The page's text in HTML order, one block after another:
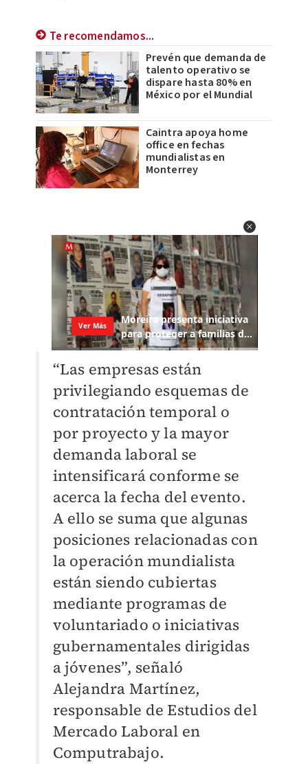
Te recomendamos...
Prevén que demanda de
talento operativo se
dispare hasta 80% en
México por el Mundial
Caintra apoya home
office en fechas
mundialistas en
Monterrey
“Las empresas están
privilegiando esquemas de
contratación temporal o
por proyecto y la mayor
demanda laboral se
intensificará conforme se
acerca la fecha del evento.
A ello se suma que algunas
posiciones relacionadas con
la operación mundialista
están siendo cubiertas
mediante programas de
voluntariado o iniciativas
gubernamentales dirigidas
a jóvenes”, señaló
Alejandra Martínez,
responsable de Estudios del
Mercado Laboral en
Computrabajo.